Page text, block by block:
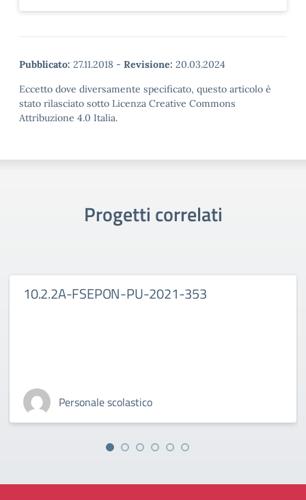
Pubblicato: 27.11.2018 - Revisione: 20.03.2024
Eccetto dove diversamente specificato, questo articolo è
stato rilasciato sotto Licenza Creative Commons
Attribuzione 4.0 Italia.
Progetti correlati
10.2.2A-FSEPON-PU-2021-353
Personale scolastico